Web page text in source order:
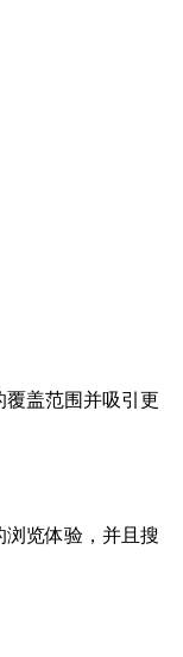
盖范围并吸引更
览体验，并且搜